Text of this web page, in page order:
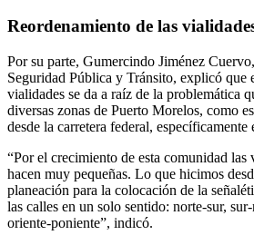
Reordenamiento de las
Por su parte, Gumercindo Jiménez
Seguridad Pública y Tránsito, explicó que
vialidades se da a raíz de la problemática
diversas zonas de Puerto Morelos, como
desde la carretera federal, específicamente
“Por el crecimiento de esta comunidad las
hacen muy pequeñas. Lo que hicimos
planeación para la colocación de la
las calles en un solo sentido: norte-sur,
oriente-poniente”, indicó.